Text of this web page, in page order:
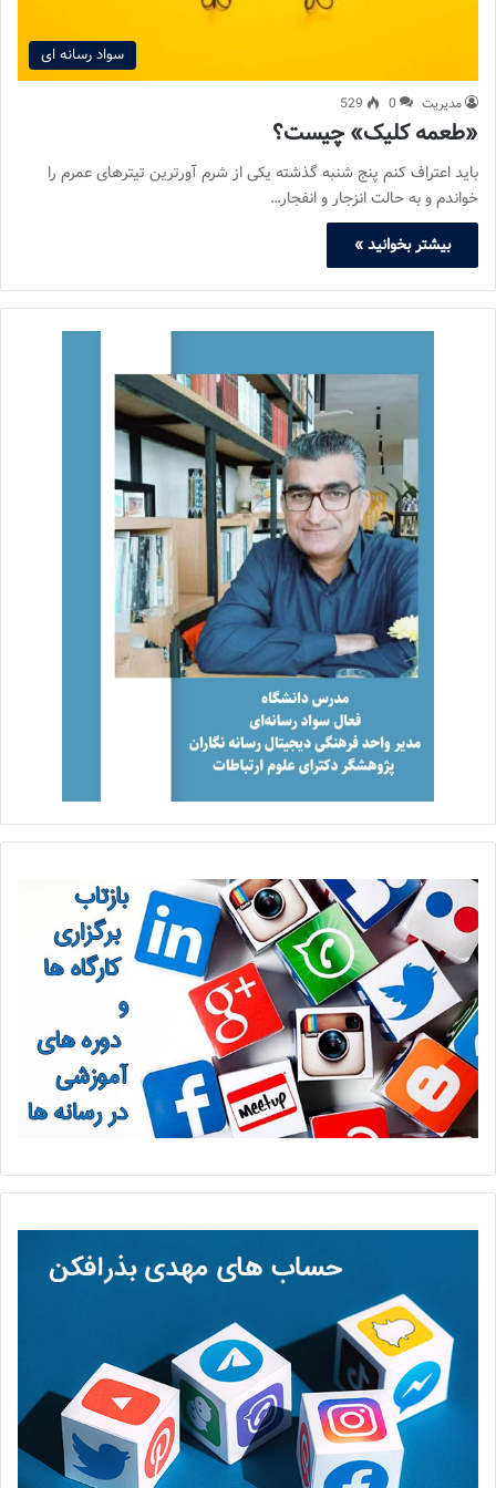
سواد رسانه ای
مدیریت 0
529
«طعمه کلیک» چیست؟
باید اعتراف کنم پنج شنبه گذشته یکی از شرم آورترین تیترهای عمرم را
خواندم و به حالت انزجار و انفجار…
بیشتر بخوانید »